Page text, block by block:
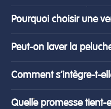
Pourquoi choisir une
Peut-on laver la
Comment s’intègre-t-
Quelle promesse tient-